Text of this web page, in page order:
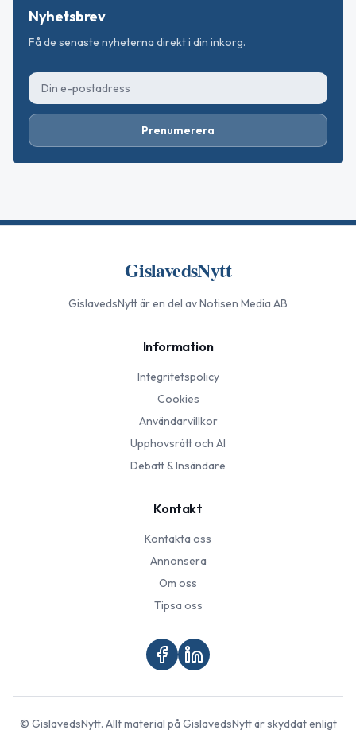
Nyhetsbrev
Få de senaste nyheterna direkt i din inkorg.
Prenumerera
GislavedsNytt
GislavedsNyttär en del av Notisen Media AB
Information
Integritetspolicy
Cookies
Användarvillkor
Upphovsrätt och AI
Debatt & Insändare
Kontakt
Kontakta oss
Annonsera
Om oss
Tipsa oss
© GislavedsNytt. Allt material påGislavedsNyttär skyddat enligt